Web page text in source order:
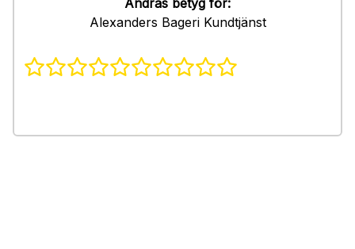
Andras betyg för:
Alexanders Bageri Kundtjänst